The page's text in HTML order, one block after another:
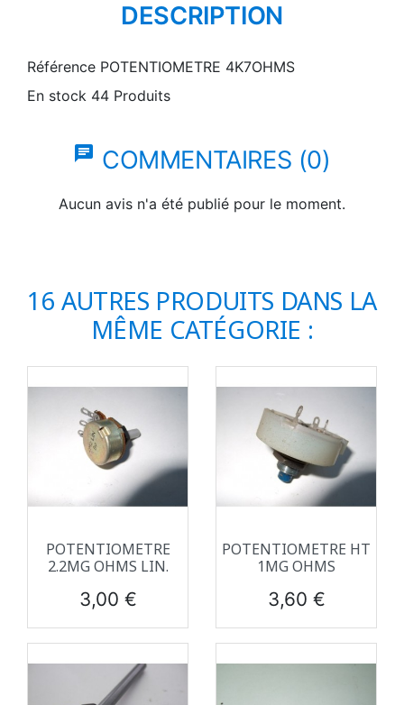
DESCRIPTION
Référence POTENTIOMETRE 4K7OHMS
En stock 44 Produits
chat COMMENTAIRES (0)
Aucun avis n'a été publié pour le moment.
16 AUTRES PRODUITS DANS LA
MÊME CATÉGORIE :
POTENTIOMETRE
2.2MG OHMS LIN.
Prix
3,00 €
POTENTIOMETRE HT
1MG OHMS
Prix
3,60 €